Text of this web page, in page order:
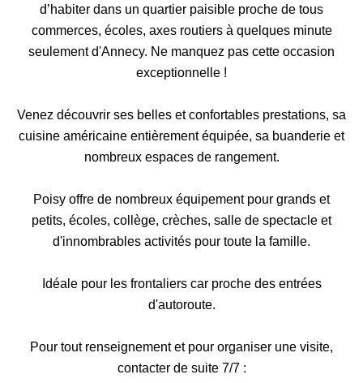
d’habiter dans un quartier paisible proche de tous
commerces, écoles, axes routiers à quelques minute
seulement d'Annecy. Ne manquez pas cette occasion
exceptionnelle !
Venez découvrir ses belles et confortables prestations, sa
cuisine américaine entièrement équipée, sa buanderie et
nombreux espaces de rangement.
Poisy offre de nombreux équipement pour grands et
petits, écoles, collège, crèches, salle de spectacle et
d'innombrables activités pour toute la famille.
Idéale pour les frontaliers car proche des entrées
d'autoroute.
Pour tout renseignement et pour organiser une visite,
contacter de suite 7/7 :